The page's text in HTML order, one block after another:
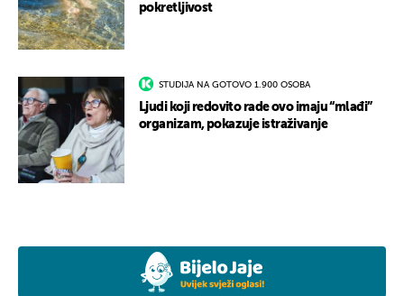
pokretljivost
STUDIJA NA GOTOVO 1.900 OSOBA
Ljudi koji redovito rade ovo imaju “mlađi”
organizam, pokazuje istraživanje